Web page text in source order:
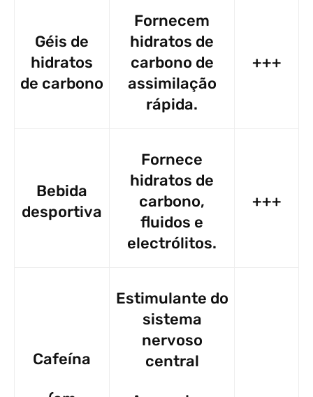
Géis de
hidratos
de carbono
Fornecem
hidratos de
carbono de
assimilação
rápida.
+++
Bebida
desportiva
Fornece
hidratos de
carbono,
fluidos e
electrólitos.
+++
Cafeína
Estimulante do
sistema
nervoso
central